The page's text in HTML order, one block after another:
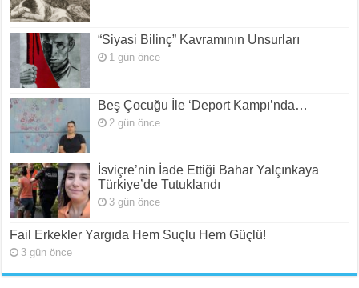
“Siyasi Bilinç” Kavramının Unsurları
1 gün önce
Beş Çocuğu İle ‘Deport Kampı’nda…
2 gün önce
İsviçre’nin İade Ettiği Bahar Yalçınkaya
Türkiye’de Tutuklandı
3 gün önce
Fail Erkekler Yargıda Hem Suçlu Hem Güçlü!
3 gün önce